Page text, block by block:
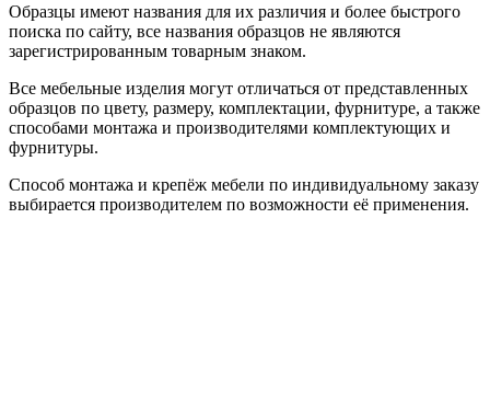
Образцы имеют названия для их различия и более быстрого
поиска по сайту, все названия образцов не являются
зарегистрированным товарным знаком.
Все мебельные изделия могут отличаться от представленных
образцов по цвету, размеру, комплектации, фурнитуре, а также
способами монтажа и производителями комплектующих и
фурнитуры.
Способ монтажа и крепёж мебели по индивидуальному заказу
выбирается производителем по возможности её применения.